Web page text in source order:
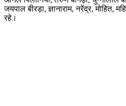
जयपाल बीरड़ा, ज्ञानाराम, नरेंद्र, मोहित,
रहे।